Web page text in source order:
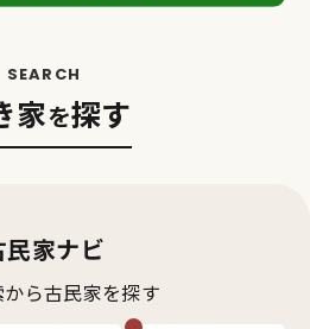
家を探す
民家ナビ
ら古民家を探す